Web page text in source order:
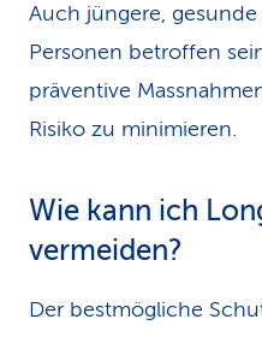
Auch jüngere,
Personen betroffen
präventive
Risiko zu minimieren.
Wie kann ich
vermeiden?
Der bestmögliche